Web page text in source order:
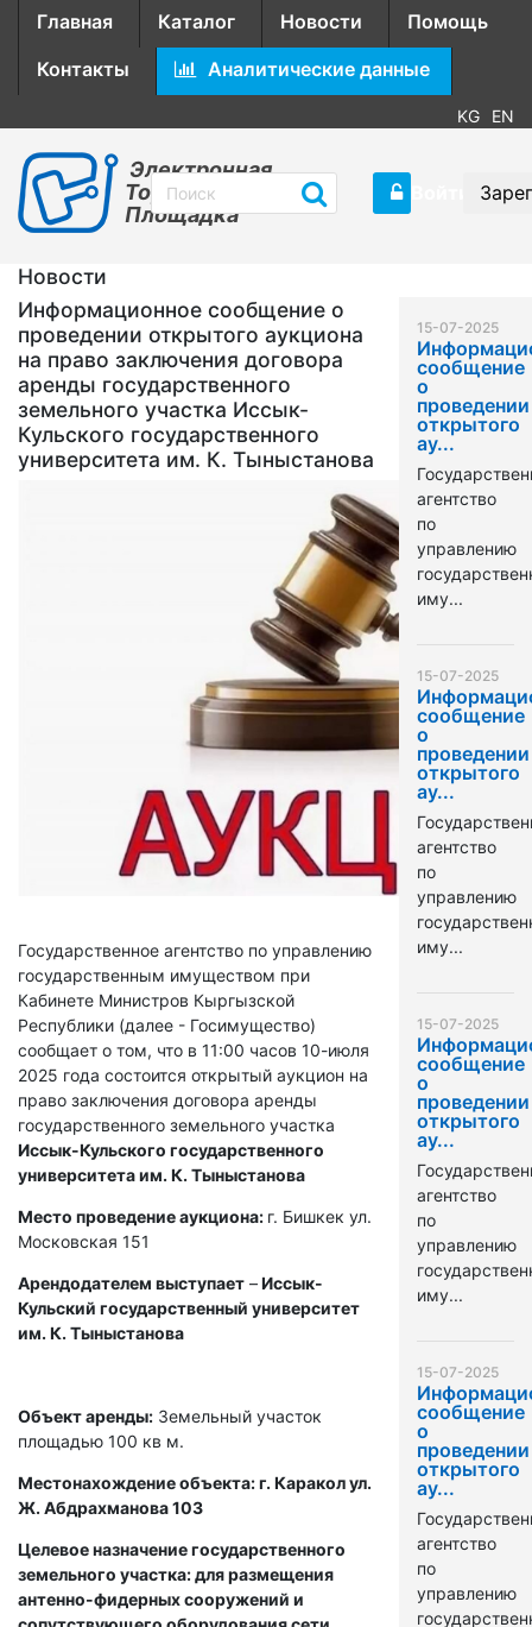
Главная Каталог Новости
Помощь
Контакты
Аналитические данные
KG EN
Электронная
Торговая
Площадка
Новости
Информационное сообщение о
проведении открытого аукциона
на право заключения договора
аренды государственного
земельного участка Иссык-
Кульского государственного
университета им. К. Тыныстанова
Государственное агентство по управлению
государственным имуществом при
Кабинете Министров Кыргызской
Республики (далее - Госимущество)
сообщает о том, что в 11:00 часов 10-июля
2025 года состоится открытый аукцион на
право заключения договора аренды
государственного земельного участка
Иссык-Кульского государственного
университета им. К. Тыныстанова
Место проведение аукциона: г. Бишкек ул.
Московская 151
Арендодателем выступает –Иссык-
Кульский государственный университет
им. К. Тыныстанова
Объект аренды: Земельный участок
площадью 100 кв м.
Местонахождение объекта: г. Каракол ул.
Ж. Абдрахманова 103
Целевое назначение государственного
земельного участка: для размещения
антенно-фидерных сооружений и
15-07-2025
сообщение
о
проведении
открытого
ау...
агентство
по
управлению
иму...
15-07-2025
сообщение
о
проведении
открытого
ау...
агентство
по
управлению
иму...
15-07-2025
сообщение
о
проведении
открытого
ау...
агентство
по
управлению
иму...
15-07-2025
сообщение
о
проведении
открытого
ау...
агентство
по
управлению